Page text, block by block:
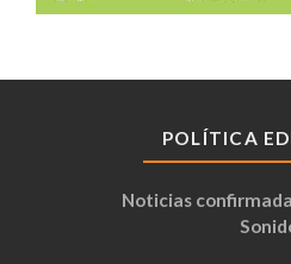
POLÍTICA
Noticias